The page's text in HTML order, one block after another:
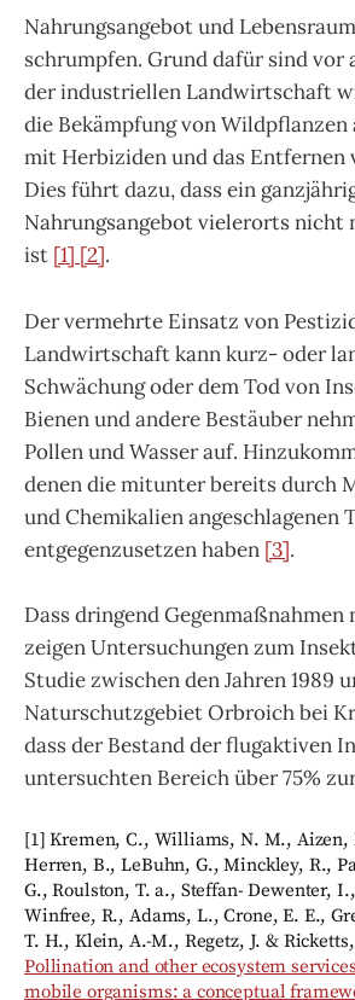
Nahrungsangebot und
schrumpfen. Grund dafür sind vor
der industriellen Landwirtschaft
die Bekämpfung von
mit Herbiziden und das Entfernen
Dies führt dazu, dass ein
Nahrungsangebot vielerorts nicht
ist [1] [2].
Der vermehrte Einsatz von
Landwirtschaft kann kurz- oder
Schwächung oder dem Tod von
Bienen und andere Bestäuber
Pollen und Wasser auf.
denen die mitunter bereits durch
und Chemikalien angeschlagenen
entgegenzusetzen haben [3].
Dass dringend
zeigen Untersuchungen zum
Studie zwischen den Jahren 1989
Naturschutzgebiet Orbroich bei
dass der Bestand der flugaktiven
untersuchten Bereich über 75%
[1] Kremen, C., Williams, N. M.,
Herren, B., LeBuhn, G., Minckley, R.,
G., Roulston, T. a., Steffan- Dewenter,
Winfree, R., Adams, L., Crone, E. E.,
T. H., Klein, A.-M., Regetz, J. &
Pollination and other ecosystem
mobile organisms: a conceptual